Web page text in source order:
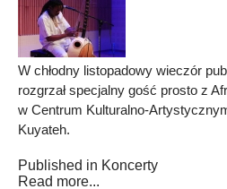
W chłodny listopadowy wieczór
rozgrzał specjalny gość prosto z
w Centrum Kulturalno-
Kuyateh.
Published in Koncerty
Read more...